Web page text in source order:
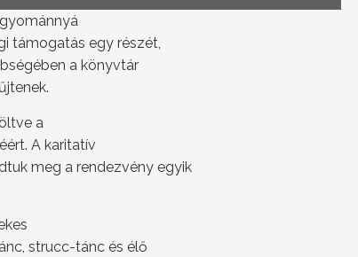
támogatás egy részét,
a könyvtár
a
A karitatív
meg a rendezvény egyik
strucc-tánc és élő